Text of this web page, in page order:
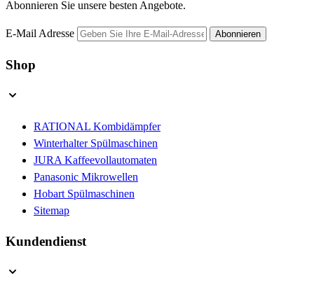
Abonnieren Sie unsere besten Angebote.
E-Mail Adresse Abonnieren
Shop
RATIONAL Kombidämpfer
Winterhalter Spülmaschinen
JURA Kaffeevollautomaten
Panasonic Mikrowellen
Hobart Spülmaschinen
Sitemap
Kundendienst